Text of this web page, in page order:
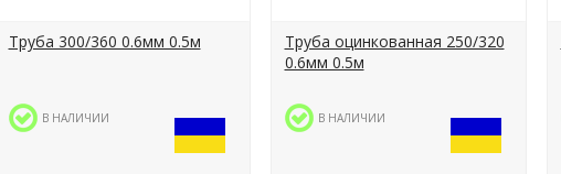
Труба 300/360 0.6мм 0.5м
В НАЛИЧИИ
Труба оцинкованная 250/320
0.6мм 0.5м
В НАЛИЧИИ